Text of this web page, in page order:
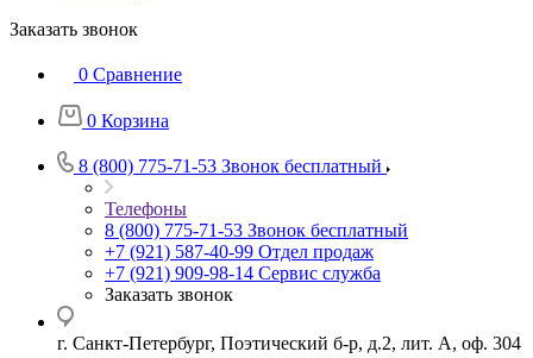
Заказать звонок
0 Сравнение
0 Корзина
8 (800) 775-71-53 Звонок бесплатный
Телефоны
8 (800) 775-71-53 Звонок бесплатный
+7 (921) 587-40-99 Отдел продаж
+7 (921) 909-98-14 Сервис служба
Заказать звонок
г. Санкт-Петербург, Поэтический б-р, д.2, лит. А, оф. 304